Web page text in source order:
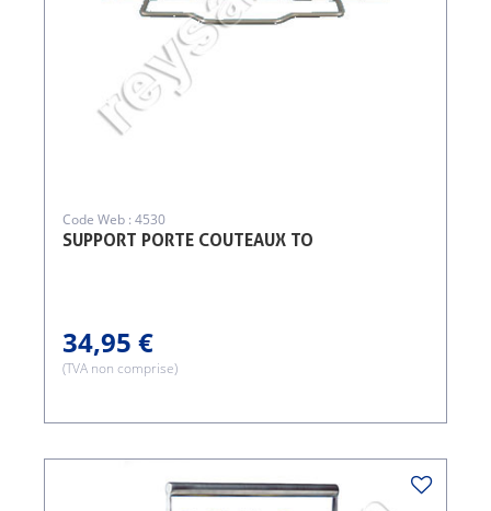
SUPPORT PORTE COUTEAUX TO
Code Web : 4530
34,95 €
(TVA non comprise)